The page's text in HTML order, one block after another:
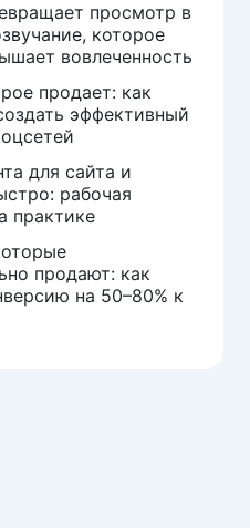
просмотр в
которое
вовлеченность
продает: как
эффективный
для сайта и
рабочая
практике
продают: как
на 50–80% к